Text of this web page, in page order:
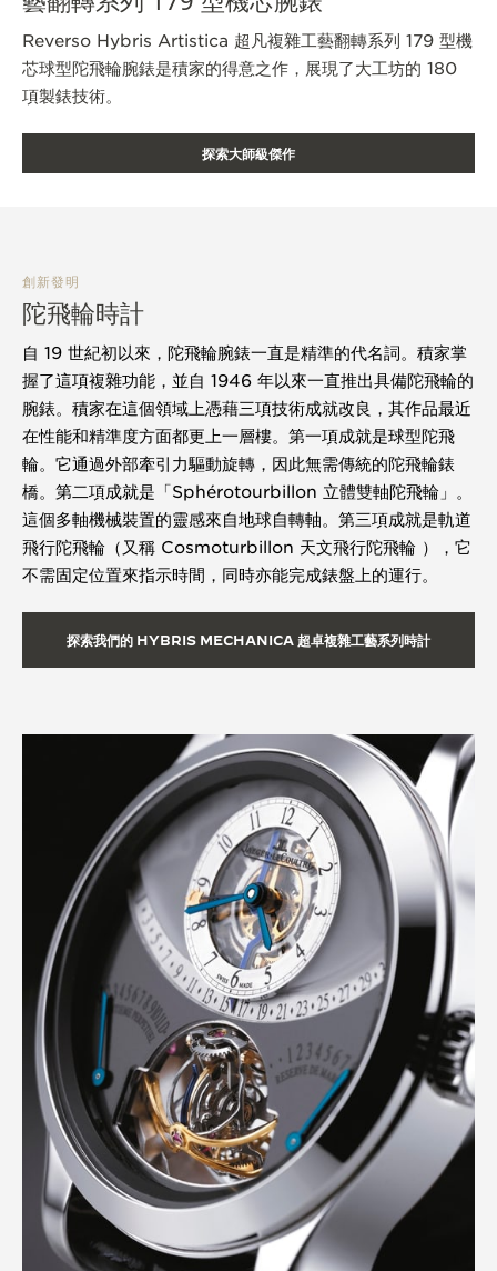
Reverso Hybris Artistica 超凡複雜工藝翻轉系列 179 型機
芯球型陀飛輪腕錶是積家的得意之作，展現了大工坊的 180
項製錶技術。
探索大師級傑作
創新發明
陀飛輪時計
自 19 世紀初以來，陀飛輪腕錶一直是精準的代名詞。積家掌
握了這項複雜功能，並自 1946 年以來一直推出具備陀飛輪的
腕錶。積家在這個領域上憑藉三項技術成就改良，其作品最近
在性能和精準度方面都更上一層樓。第一項成就是球型陀飛
輪。它通過外部牽引力驅動旋轉，因此無需傳統的陀飛輪錶
橋。第二項成就是「Sphérotourbillon 立體雙軸陀飛輪」。
這個多軸機械裝置的靈感來自地球自轉軸。第三項成就是軌道
飛行陀飛輪（又稱 Cosmoturbillon 天文飛行陀飛輪 ），它
不需固定位置來指示時間，同時亦能完成錶盤上的運行。
探索我們的 HYBRIS MECHANICA 超卓複雜工藝系列時計